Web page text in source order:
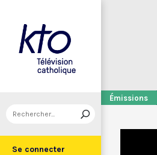
Se connecter
Émissions